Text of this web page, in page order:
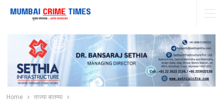
Home ताज्या बातम्या